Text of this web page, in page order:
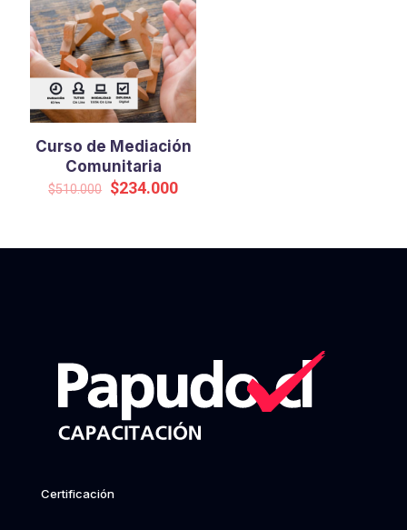
Curso de Mediación
Comunitaria
$510.000 Original
$234.000Current
Certificación